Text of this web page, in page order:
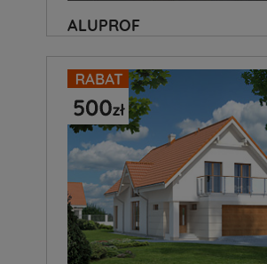
ALUPROF